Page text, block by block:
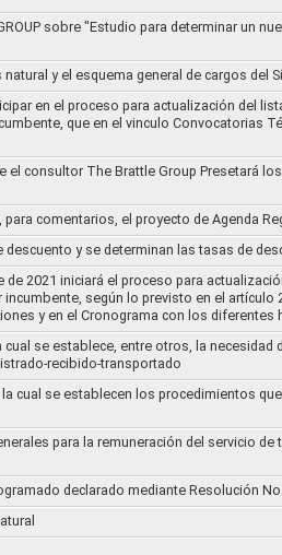
sobre "Estudio para determinar un
y el esquema general de cargos del
en el proceso para actualización del
que en el vinculo Convocatorias
el consultor The Brattle Group Presetará
para comentarios, el proyecto de Agenda
y se determinan las tasas de
2021 iniciará el proceso para
según lo previsto en el artículo
y en el Cronograma con los
se establece, entre otros, la
recibido-transportado
cual se establecen los procedimientos
para la remuneración del servicio
declarado mediante Resolución